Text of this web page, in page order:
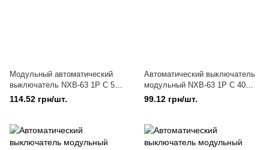
Модульный автоматический
выключатель NXB-63 1P C 50
6kA CHINT
114.52 грн/шт.
Автоматический выключатель
модульный NXB-63 1P C 40
6kA CHINT
99.12 грн/шт.